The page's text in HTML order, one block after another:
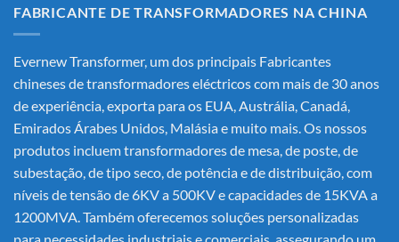
FABRICANTE DE TRANSFORMADORES NA CHINA
Evernew Transformer, um dos principais Fabricantes
chineses de transformadores eléctricoscom mais de 30 anos
de experiência, exporta para os EUA, Austrália, Canadá,
Emirados Árabes Unidos, Malásia e muito mais. Os nossos
produtos incluem transformadores de mesa, de poste, de
subestação, de tipo seco, de potência e de distribuição, com
níveis de tensão de 6KV a 500KV e capacidades de 15KVA a
1200MVA. Também oferecemos soluções personalizadas